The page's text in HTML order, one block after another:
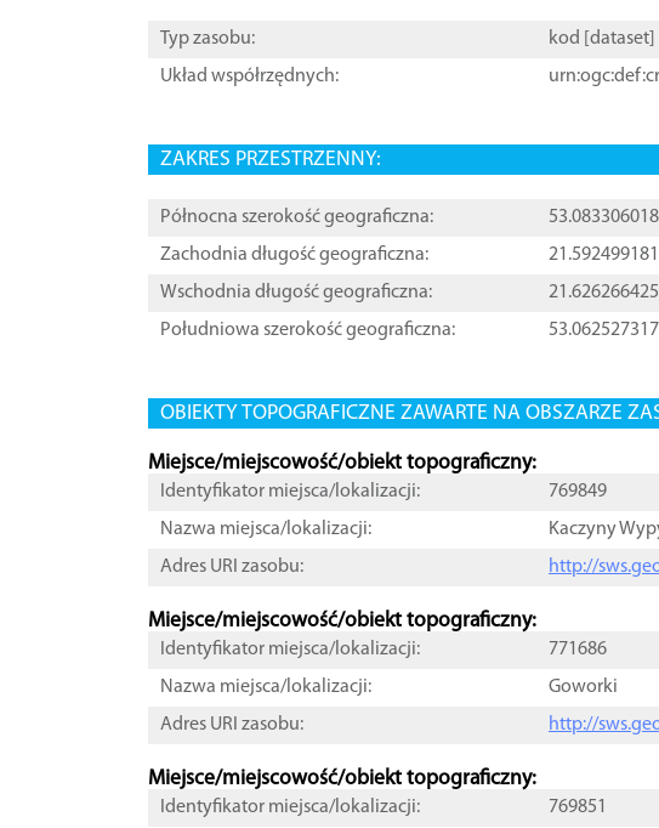
Typ zasobu: kod [ dataset
Układ współrzędnych:
ZAKRES PRZESTRZENNY:
Północna szerokość geograficzna:
Zachodnia długość geograficzna:
Wschodnia długość geograficzna:
Południowa szerokość geograficzna:
OBIEKTY TOPOGRAFICZNE ZAWARTE NA OBSZARZE
Miejsce/miejscowość/obiekt topograficzny:
Identyfikator miejsca/lokalizacji:
769849
Nazwa miejsca/lokalizacji:
Kaczyny
Adres URI zasobu:
http://
Miejsce/miejscowość/obiekt topograficzny:
Identyfikator miejsca/lokalizacji:
771686
Nazwa miejsca/lokalizacji:
Goworki
Adres URI zasobu:
http://
Miejsce/miejscowość/obiekt topograficzny:
Identyfikator miejsca/lokalizacji:
769851